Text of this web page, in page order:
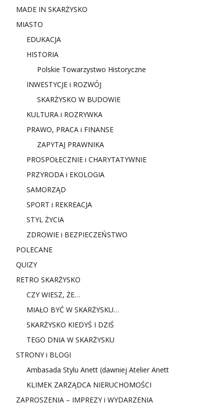
MADE IN SKARŻYSKO
MIASTO
EDUKACJA
HISTORIA
Polskie Towarzystwo Historyczne
INWESTYCJE i ROZWÓJ
SKARŻYSKO W BUDOWIE
KULTURA i ROZRYWKA
PRAWO, PRACA i FINANSE
ZAPYTAJ PRAWNIKA
PROSPOŁECZNIE i CHARYTATYWNIE
PRZYRODA i EKOLOGIA
SAMORZĄD
SPORT i REKREACJA
STYL ŻYCIA
ZDROWIE i BEZPIECZEŃSTWO
POLECANE
QUIZY
RETRO SKARŻYSKO
CZY WIESZ, ŻE…
MIAŁO BYĆ W SKARŻYSKU…
SKARŻYSKO KIEDYŚ I DZIŚ
TEGO DNIA W SKARŻYSKU
STRONY i BLOGI
Ambasada Stylu Anett (dawniej Atelier Anett
KLIMEK ZARZĄDCA NIERUCHOMOŚCI
ZAPROSZENIA – IMPREZY i WYDARZENIA